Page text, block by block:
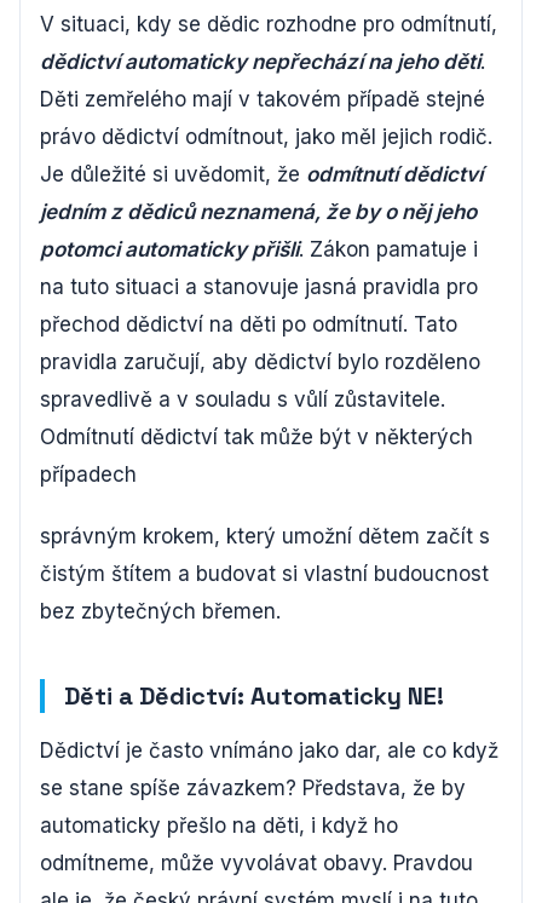
V situaci, kdy se dědic rozhodne pro odmítnutí,
dědictví automaticky nepřechází na jeho děti.
Děti zemřelého mají v takovém případě stejné
právo dědictví odmítnout, jako měl jejich rodič.
Je důležité si uvědomit, že odmítnutí dědictví
jedním z dědiců neznamená, že by o něj jeho
potomci automaticky přišli. Zákon pamatuje i
na tuto situaci a stanovuje jasná pravidla pro
přechod dědictví na děti po odmítnutí. Tato
pravidla zaručují, aby dědictví bylo rozděleno
spravedlivě a v souladu s vůlí zůstavitele.
Odmítnutí dědictví tak může být v některých
případech
správným krokem, který umožní dětem začít s
čistým štítem a budovat si vlastní budoucnost
bez zbytečných břemen.
Děti a Dědictví: Automaticky NE!
Dědictví je často vnímáno jako dar, ale co když
se stane spíše závazkem? Představa, že by
automaticky přešlo na děti, i když ho
odmítneme, může vyvolávat obavy. Pravdou